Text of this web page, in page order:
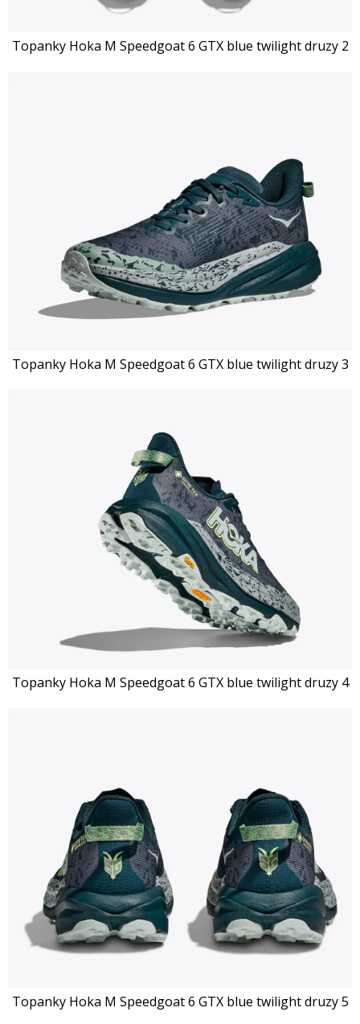
Topanky Hoka M Speedgoat 6 GTX blue twilight druzy 2
Topanky Hoka M Speedgoat 6 GTX blue twilight druzy 3
Topanky Hoka M Speedgoat 6 GTX blue twilight druzy 4
Topanky Hoka M Speedgoat 6 GTX blue twilight druzy 5